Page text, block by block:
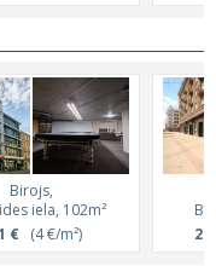
Birojs,
iela, 102m²
€ (4 €/m²)
2